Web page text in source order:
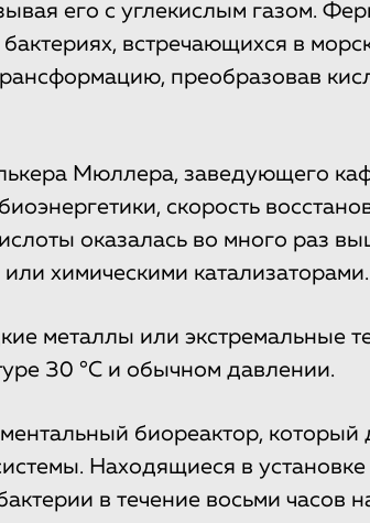
его с углекислым газом.
встречающихся в
преобразовав
Мюллера, заведующего
скорость
оказалась во много раз
химическими катализаторами.
металлы или экстремальные
30 °C и обычном давлении.
биореактор, который
Находящиеся в установке
в течение восьми часов